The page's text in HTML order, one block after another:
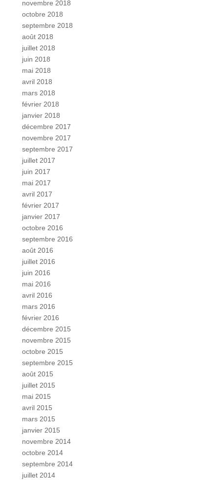
novembre 2018
octobre 2018
septembre 2018
août 2018
juillet 2018
juin 2018
mai 2018
avril 2018
mars 2018
février 2018
janvier 2018
décembre 2017
novembre 2017
septembre 2017
juillet 2017
juin 2017
mai 2017
avril 2017
février 2017
janvier 2017
octobre 2016
septembre 2016
août 2016
juillet 2016
juin 2016
mai 2016
avril 2016
mars 2016
février 2016
décembre 2015
novembre 2015
octobre 2015
septembre 2015
août 2015
juillet 2015
mai 2015
avril 2015
mars 2015
janvier 2015
novembre 2014
octobre 2014
septembre 2014
juillet 2014